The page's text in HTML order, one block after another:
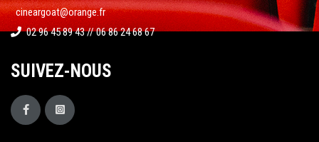
cineargoat@orange.fr
02 96 45 89 43 // 06 86 24 68 67
SUIVEZ-NOUS